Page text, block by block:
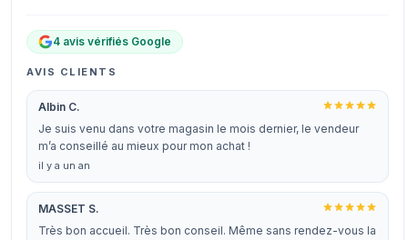
4 avis vérifiés Google
AVIS CLIENTS
Albin C.
Je suis venu dans votre magasin le mois dernier, le vendeur
m’a conseillé au mieux pour mon achat !
il y a un an
MASSET S.
Très bon accueil. Très bon conseil. Même sans rendez-vous la